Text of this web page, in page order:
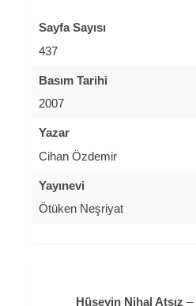
Sayfa Sayısı
437
Basım Tarihi
2007
Yazar
Cihan Özdemir
Yayınevi
Ötüken Neşriyat
Hüseyin Nihal Atsız –